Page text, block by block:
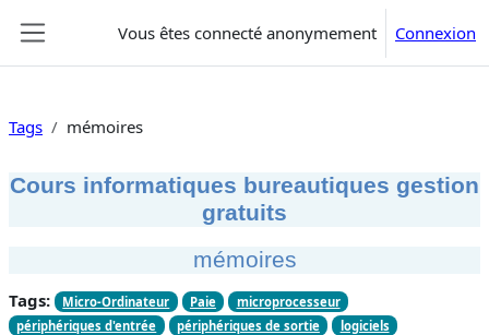
Vous êtes connecté anonymement Connexion
Tags mémoires
Cours informatiques bureautiques gestion
gratuits
mémoires
Tags: Micro-Ordinateur Paie
microprocesseur
périphériques d'entrée
périphériques de sortie
logiciels